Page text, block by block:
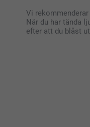
Vi
När du har tända
efter att du blåst